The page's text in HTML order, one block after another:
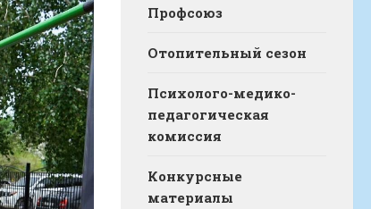
Профсоюз
Отопительный сезон
Психолого-медико-
педагогическая
комиссия
Конкурсные
материалы